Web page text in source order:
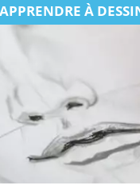
APPRENDRE À